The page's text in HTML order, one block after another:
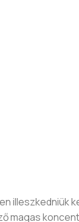
illeszkedniük
magas